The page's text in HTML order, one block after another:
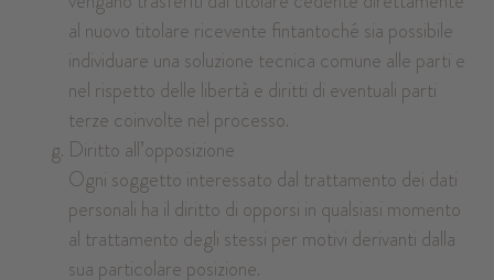
al nuovo titolare ricevente fintantoché sia possibile
individuare una soluzione tecnica comune alle parti e
nel rispetto delle libertà e diritti di eventuali parti
terze coinvolte nel processo.
Diritto all’opposizione
Ogni soggetto interessato dal trattamento dei dati
personali ha il diritto di opporsi in qualsiasi momento
al trattamento degli stessi per motivi derivanti dalla
sua particolare posizione.